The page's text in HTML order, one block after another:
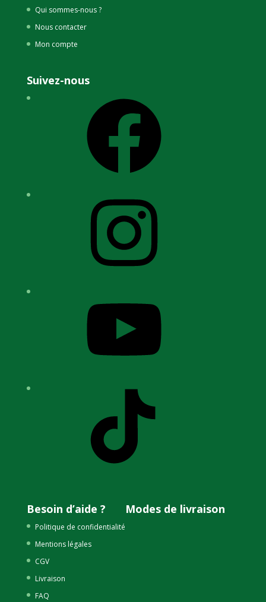
Qui sommes-nous ?
Nous contacter
Mon compte
Suivez-nous
Besoin d’aide ?
Politique de confidentialité
Mentions légales
CGV
Livraison
FAQ
Modes de livraison